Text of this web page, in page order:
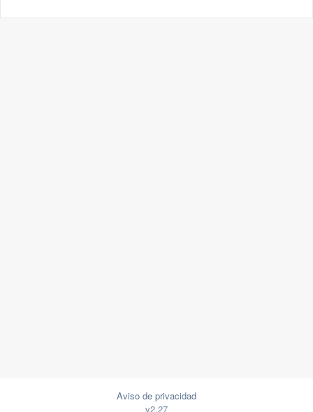
Aviso de privacidad
v2.27